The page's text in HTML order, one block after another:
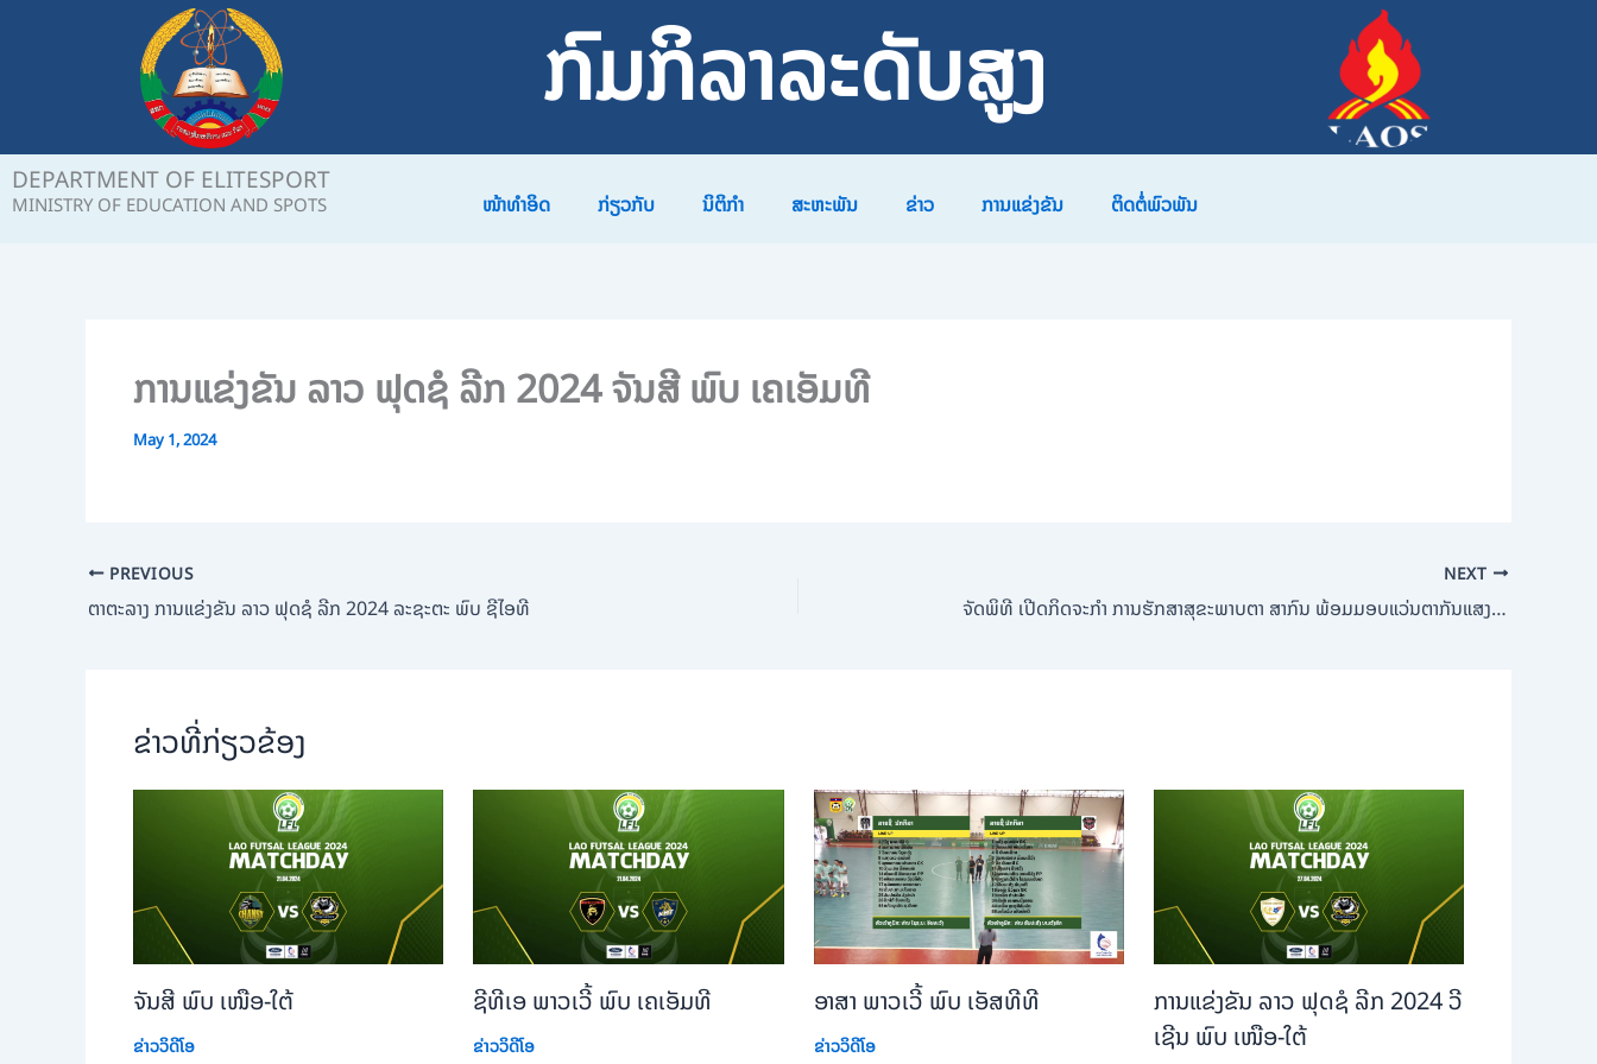
ກົມກິລາລະດັບສູງ
DEPARTMENT OF ELITESPORT
MINISTRY OF EDUCATION AND SPOTS ໜ້າທຳອິດ ກ່ຽວກັບ ນິຕິກຳ ສະຫະພັນ ຂ່າວ ການແຂ່ງຂັນ ຕິດຕໍ່ພົວພັນ
ການ​ແຂ່ງ​ຂັນ ລາວ ຟຸດ​ຊໍ ລີກ 2024 ຈັນ​ສ​ີ ພົບ ເຄ​ເອັມ​ທີ
May 1, 2024
PREVIOUS
ຕາ​ຕະ​ລາງ ການ​ແຂ່ງ​ຂັນ ລາວ ຟຸດ​ຊໍ ລີກ 2024 ລະ​ຊະ​ຕະ ພົບ ຊີ​ໄອ​ທີ
NEXT
ຈັດພິທີ ເປີດກິດຈະກໍາ ການຮັກສາສຸຂະພາບຕາ ສາກົນ ພ້ອມມອບແວ່ນຕາກັນແສງ ໃຫ້ເຍົາວະຊົນ ທີ່ສູນຝຶກຈຳປີ – ຈຳປາ
ຂ່າວທີ່ກ່ຽວຂ້ອງ
​​ຈັນສີ ພົບ ​​​ເໜືອ-ໃຕ້
ຂ່າວວິດີໂອ
ຊີທີເອ ພາວເວີ້ ພົບ ​ເຄເອັມທີ
ຂ່າວວິດີໂອ
ອາສາ ພາວເວີ້ ພົບ ​​​ເອັສທີທີ
ຂ່າວວິດີໂອ
ການ​ແຂ່ງ​ຂັນ ລາວ ຟຸດ​ຊໍ ລີກ 2024 ວີ​
ເຊີນ ພົບ ​​ເໜືອ-ໃຕ້